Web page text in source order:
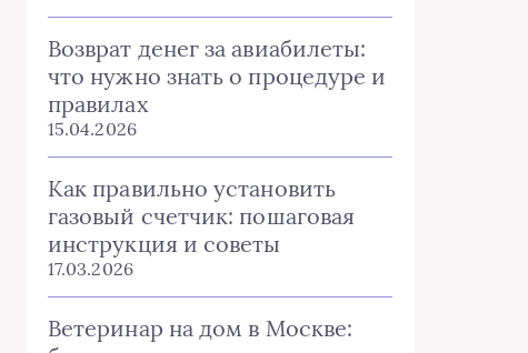
Возврат денег за авиабилеты:
что нужно знать о процедуре и
правилах
15.04.2026
Как правильно установить
газовый счетчик: пошаговая
инструкция и советы
17.03.2026
Ветеринар на дом в Москве: